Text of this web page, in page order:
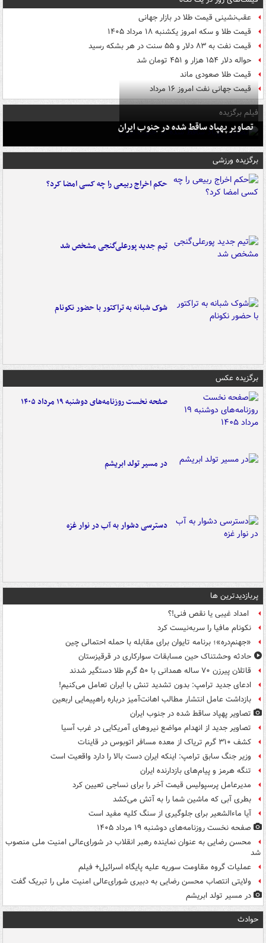
عقب‌نشینی قیمت طلا در بازار جهانی
قیمت طلا و سکه امروز یکشنبه ۱۸ مرداد ۱۴۰۵
قیمت نفت به ۸۳ دلار و ۵۵ سنت در هر بشکه رسید
حواله دلار ۱۵۴ هزار و ۴۵۱ تومان شد
قیمت طلا صعودی ماند
قیمت جهانی نفت امروز ۱۶ مرداد
فیلم برگزیده
تصاویر پهپاد ساقط شده در جنوب ایران
برگزیده ورزشی
حکم اخراج ربیعی را چه کسی امضا کرد؟
تیم جدید پورعلی‌گنجی مشخص شد
شوک شبانه به تراکتور با حضور نکونام
برگزیده عکس
صفحه نخست روزنامه‌های دوشنبه ۱۹ مرداد ۱۴۰۵
در مسیر تولد ابریشم
دسترسی دشوار به آب در نوار غزه
پربازدیدترین ها
امداد غیبی یا نقص فنی!؟
نکونام مافیا را سربه‌نیست کرد
«جهنم‌دره»؛ برنامه تایوان برای مقابله با حمله احتمالی چین
حادثه وحشتناک حین مسابقات سوارکاری در قرقیزستان
قاتلان پیرزن ۷۰ ساله همدانی با ۵۰ گرم طلا دستگیر شدند
ادعای جدید ترامپ: بدون تشدید تنش با ایران تعامل می‌کنیم!
بازداشت عامل انتشار مطالب اهانت‌آمیز درباره راهپیمایی اربعین
تصاویر پهپاد ساقط شده در جنوب ایران
تصاویر جدید از انهدام مواضع نیروهای آمریکایی در غرب آسیا
کشف ۳۱۰ گرم تریاک از معده مسافر اتوبوس در قاینات
وزیر جنگ سابق ترامپ: اینکه ایران دست بالا را دارد واقعیت است
تنگه هرمز و پیام‌های بازدارنده ایران
مدیرعامل پرسپولیس قیمت آخر را برای نساجی تعیین کرد
بطری آبی که ماشین شما را به آتش می‌کشد
آیا ماءالشعیر برای جلوگیری از سنگ کلیه مفید است
صفحه نخست روزنامه‌های دوشنبه ۱۹ مرداد ۱۴۰۵
محسن رضایی به عنوان نماینده رهبر انقلاب در شورای‌عالی امنیت ملی منصوب
شد
عملیات گروه مقاومت سوریه علیه پایگاه اسرائیل+ فیلم
ولایتی انتصاب محسن رضایی به دبیری شورای‌عالی امنیت ملی را تبریک گفت
در مسیر تولد ابریشم
حوادث